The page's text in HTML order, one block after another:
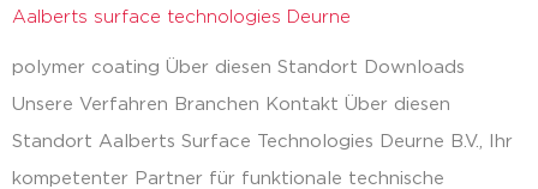
Aalberts surface technologies Deurne
polymer coating Über diesen Standort Downloads
Unsere Verfahren Branchen Kontakt Über diesen
Standort Aalberts Surface Technologies Deurne B.V., Ihr
kompetenter Partner für funktionale technische